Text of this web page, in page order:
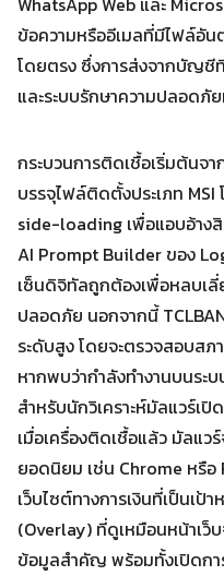
Search
for:
ข้อความหรืออีเมลที่มีไฟล์อั
โดยตรง ซึ่งการส่งจากบัญชี
และระบบรักษาความปลอดภั
กระบวนการติดเชื้อเริ่มต้นจ
บรรจุไฟล์ติดตั้งประเภท MSI
side-loading เพื่อแอบอ้าง
AI Prompt Builder ของ
เซ็นดิจิทัลถูกต้องเพื่อหลบเลี่
ปลอดภัย นอกจากนี้
ระดับสูง โดยจะตรวจสอบสภ
หากพบว่ากำลังทำงานบนระ
สำหรับนักวิเคราะห์มัลแวร์เ
เมื่อเครื่องติดเชื้อแล้ว มัลแว
ยอดนิยม เช่น Chrome หรือ
เว็บไซต์ทางการเงินที่เป็นเป้
(Overlay) ที่ดูเหมือนหน้าเว็
ข้อมูลสำคัญ พร้อมทั้งเปิดกา